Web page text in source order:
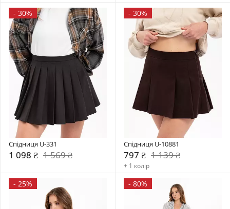
- 30%
Спідниця U-331
1 098 ₴ 1 569 ₴
- 30%
Спідниця U-10881
797 ₴ 1 139 ₴
+ 1 колір
- 25% - 80%